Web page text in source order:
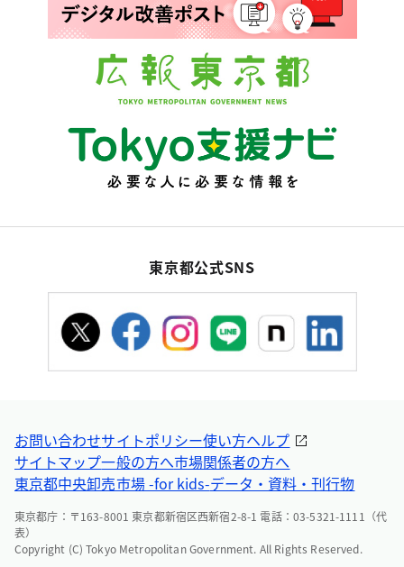
東京都公式SNS
お問い合わせサイトポリシー使い方ヘルプ
サイトマップ一般の方へ市場関係者の方へ
東京都中央卸売市場 -for kids-データ・資料・刊行物
東京都庁：〒163-8001 東京都新宿区西新宿2-8-1 電話：03-5321-1111（代
表）
Copyright (C) Tokyo Metropolitan Government. All Rights Reserved.